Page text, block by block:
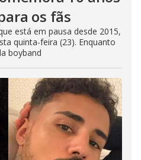
os fãs
está em pausa desde 2015,
quinta-feira (23). Enquanto
boyband